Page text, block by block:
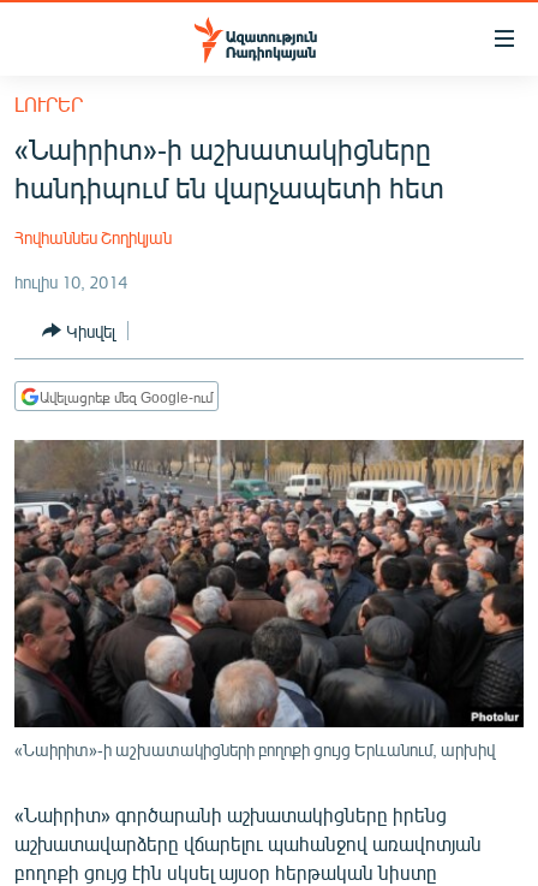
Մատչելիության
հիմնական
բովանդակությանը
Անցնել
հիմնական
մենյուին
ՀԱՅԱՍՏԱՆ
ՔԱՂԱՔԱԿԱՆ
ԸՆՏՐՈՒԹՅՈՒՆՆԵՐ 2026
ԻՐԱՎՈՒՆՔ
ՀԱՍԱՐԱԿՈՒԹՅՈՒՆ
ՏՆՏԵՍՈՒԹՅՈՒՆ
ՊԱՏԵՐԱԶՄԻ 6 ՇԱԲԱԹՆԵՐԸ
ՏԱՐԱԾԱՇՐՋԱՆ
ՄԻՋԱԶԳԱՅԻՆ
ՄՇԱԿՈՒՅԹ
ՍՊՈՐՏ
ՄԵԿՆԱԲԱՆՈՒԹՅՈՒՆ
ՏՏ ԵՒ ԻՆՏԵՐՆԵՏ
ԱՐԽԻՎ
ՏԵՍԱՆՅՈՒԹԵՐ
ԼՈՒՐԵՐ
«Նաիրիտ»-ի աշխատակիցները
հանդիպում են վարչապետի հետ
Հովհաննես Շողիկյան
հուլիս 10, 2014
Կիսվել
Ավելացրեք մեզ Google-ում
«Նաիրիտ»-ի աշխատակիցների բողոքի ցույց Երևանում, արխիվ
«Նաիրիտ» գործարանի աշխատակիցները իրենց
աշխատավարձերը վճարելու պահանջով առավոտյան
բողոքի ցույց էին սկսել այսօր հերթական նիստը